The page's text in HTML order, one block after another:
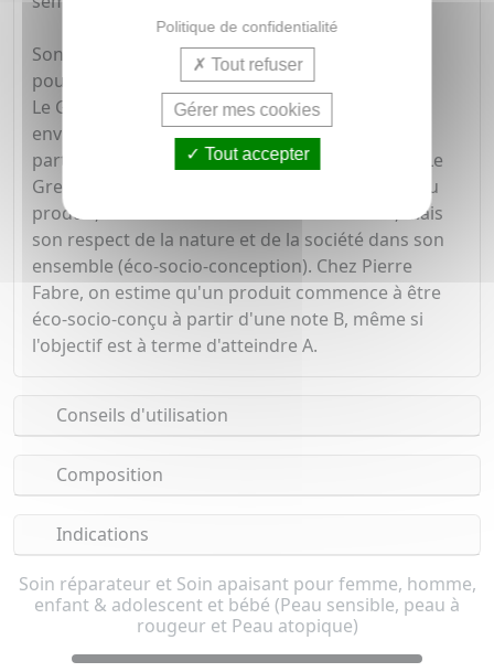
Son Green Impact Index est A, on vous explique
pourquoi.
Le Green Impact index mesure l'impact
environnemental et sociétal de nos produits à
partir d'une note globale intégrant 20 critères. Le
Green Impact Index ne mesure pas l'efficacité du
produit, ni ses effets sur la santé de chacun, mais
son respect de la nature et de la société dans son
ensemble (éco-socio-conception). Chez Pierre
Fabre, on estime qu'un produit commence à être
éco-socio-conçu à partir d'une note B, même si
l'objectif est à terme d'atteindre A.
Conseils d'utilisation
Composition
Indications
Soin réparateur et Soin apaisant pour femme, homme,
enfant & adolescent et bébé (Peau sensible, peau à
rougeur et Peau atopique)
Politique de confidentialité
Tout refuser
Gérer mes cookies
Tout accepter